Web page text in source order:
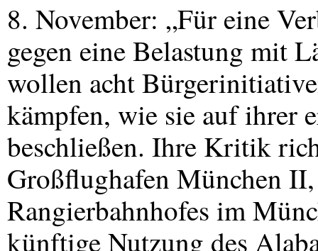
8. November: „Für eine
gegen eine Belastung mit
wollen acht
kämpfen, wie sie auf ihrer
beschließen. Ihre Kritik
Großflughafen München
Rangierbahnhofes im
künftige Nutzung des